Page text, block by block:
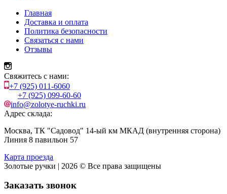
Главная
Доставка и оплата
Политика безопасности
Связаться с нами
Отзывы
Свяжитесь с нами:
+7 (925) 011-6060
+7 (925) 099-60-60
info@zolotye-ruchki.ru
Адрес склада:
Москва, ТК "Садовод" 14-ый км МКАД (внутренняя сторона)
Линия 8 павильон 57
Карта проезда
Золотые ручки | 2026 © Все права защищены
Заказать звонок